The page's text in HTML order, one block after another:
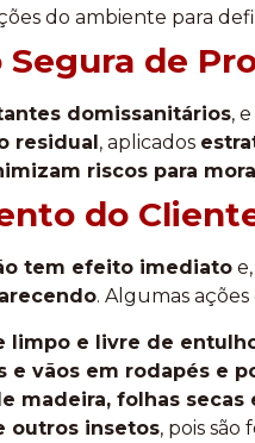
do ambiente para
Segura de
domissanitários,
residual , aplicados
riscos para
do
tem efeito imediatoe,
. Algumas ações
limpo e livre de
e vãos em rodapés e
madeira, folhas
outros insetos, pois são